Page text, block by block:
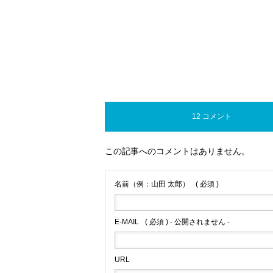
12 コメント
この記事へのコメントはありません。
名前（例：山田 太郎） ( 必須 )
E-MAIL ( 必須 ) - 公開されません -
URL